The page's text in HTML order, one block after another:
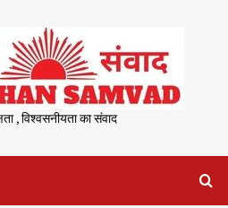
, विश्वसनीयता का संवाद